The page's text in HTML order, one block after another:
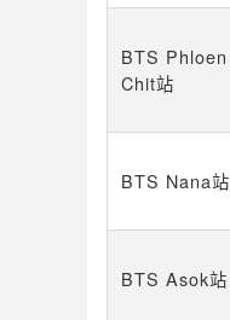
BTS Phloen
Chit站
BTS Nana站
BTS Asok站